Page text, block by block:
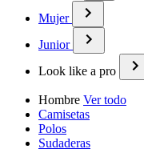
Mujer
Junior
Look like a pro
Hombre Ver todo
Camisetas
Polos
Sudaderas